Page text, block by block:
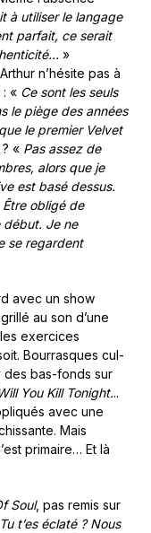
à utiliser le langage
parfait, ce serait
»
n’hésite pas à
« Ce sont les seuls
le piège des années
le premier Velvet
« Pas assez de
alors que je
est basé dessus.
obligé de
début. Je ne
se regardent
avec un show
au son d’une
exercices
Bourrasques cul-
bas-fonds sur
You Kill Tonight...
avec une
Mais
primaire… Et là
Soul, pas remis sur
Tu t’es éclaté ? Nous